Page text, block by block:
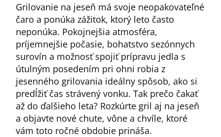
Grilovanie na jeseň má svoje neopakovateľné
čaro a ponúka zážitok, ktorý leto často
neponúka. Pokojnejšia atmosféra,
príjemnejšie počasie, bohatstvo sezónnych
surovín a možnosť spojiť prípravu jedla s
útulným posedením pri ohni robia z
jesenného grilovania ideálny spôsob, ako si
predĺžiť čas strávený vonku. Tak prečo čakať
až do ďalšieho leta? Rozkúrte gril aj na jeseň
a objavte nové chute, vône a chvíle, ktoré
vám toto ročné obdobie prináša.